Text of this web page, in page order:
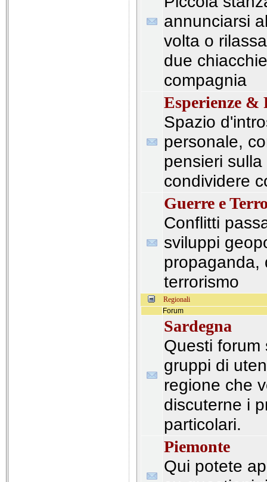
annunciarsi
volta o
due
compagnia
Esperienze &
Spazio
personale,
pensieri
condividere
Guerre e
Conflitti
sviluppi
propaganda,
terrorismo
Regionali
Forum
Sardegna
Questi forum
gruppi di
regione che
discuterne i
particolari.
Piemonte
Qui potete